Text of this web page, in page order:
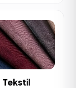
Tekstil